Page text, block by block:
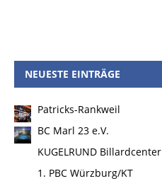
NEUESTE EINTRÄGE
Patricks-Rankweil
BC Marl 23 e.V.
KUGELRUND Billardcenter
1. PBC Würzburg/KT